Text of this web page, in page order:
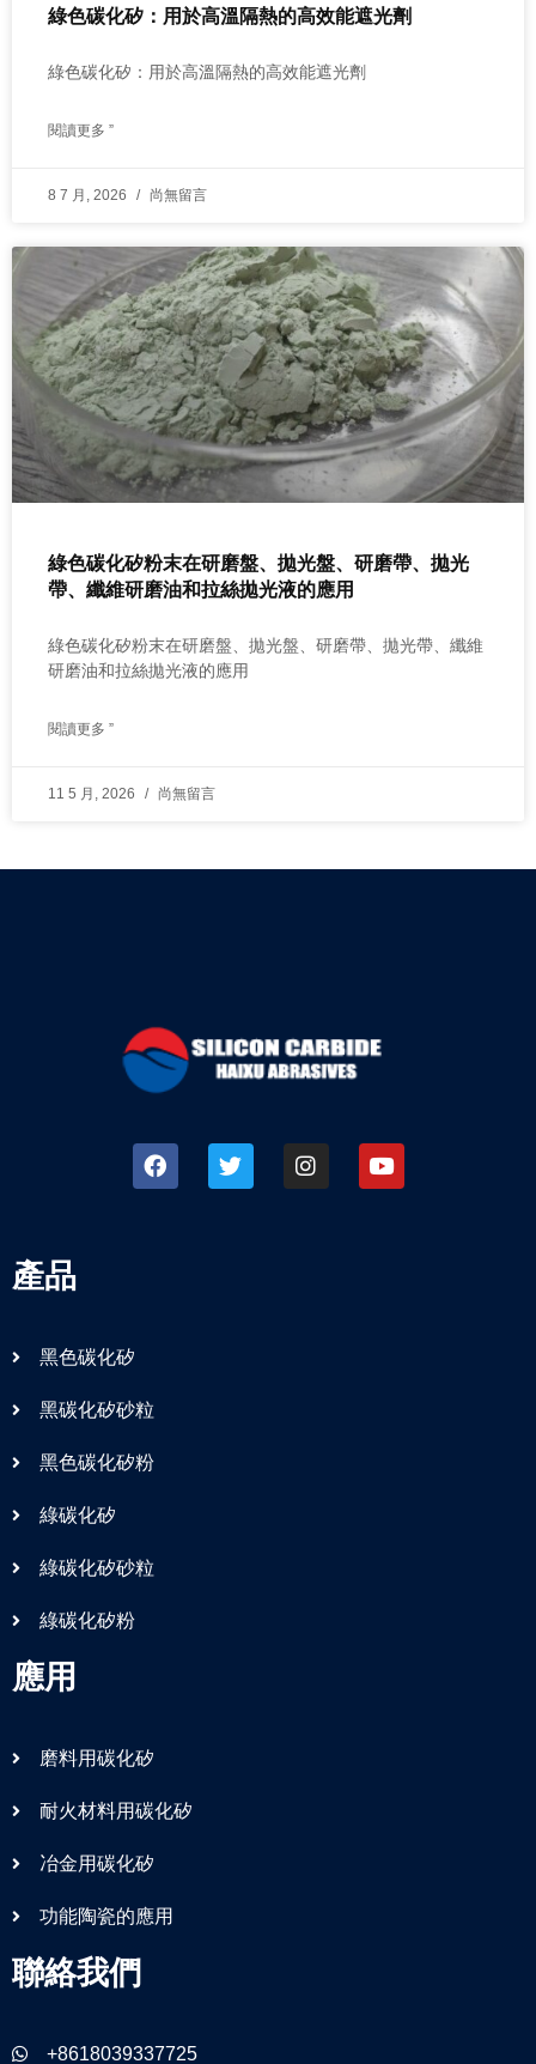
綠色碳化矽：用於高溫隔熱的高效能遮光劑
綠色碳化矽：用於高溫隔熱的高效能遮光劑
閱讀更多 ”
8 7 月, 2026 尚無留言
綠色碳化矽粉末在研磨盤、拋光盤、研磨帶、拋光
帶、纖維研磨油和拉絲拋光液的應用
綠色碳化矽粉末在研磨盤、拋光盤、研磨帶、拋光帶、纖維
研磨油和拉絲拋光液的應用
閱讀更多 ”
11 5 月, 2026 尚無留言
產品
黑色碳化矽
黑碳化矽砂粒
黑色碳化矽粉
綠碳化矽
綠碳化矽砂粒
綠碳化矽粉
應用
磨料用碳化矽
耐火材料用碳化矽
冶金用碳化矽
功能陶瓷的應用
聯絡我們
+8618039337725